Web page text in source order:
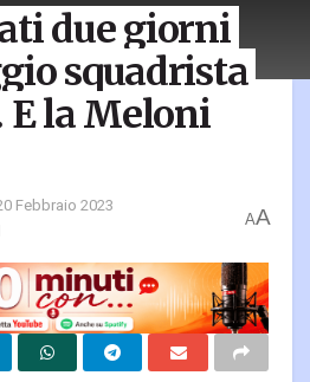
due giorni
squadrista
E la Meloni
Febbraio 2023
AA